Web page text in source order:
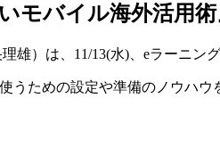
モバイル海外活用術
）は、11/13(水)、eラーニン
ための設定や準備のノウハウ